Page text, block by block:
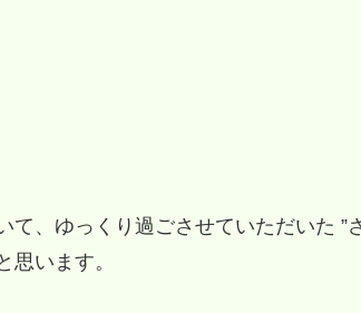
て、ゆっくり過ごさせていただいた ”
思います。